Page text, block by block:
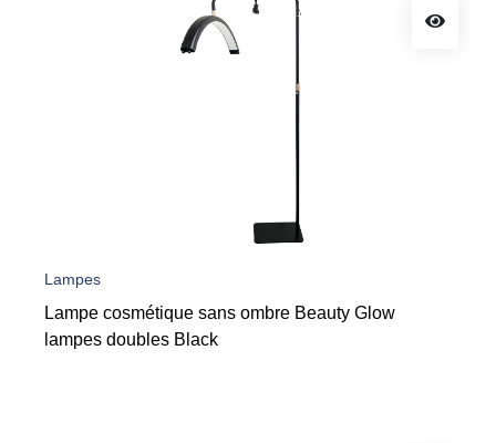
Lampes
Lampe cosmétique sans ombre Beauty Glow
lampes doubles Black